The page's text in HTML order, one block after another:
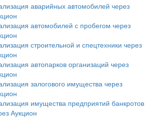
аварийных автомобилей через
автомобилей с пробегом через
строительной и спецтехники через
автопарков организаций через
залогового имущества через
имущества предприятий банкротов
Аукцион